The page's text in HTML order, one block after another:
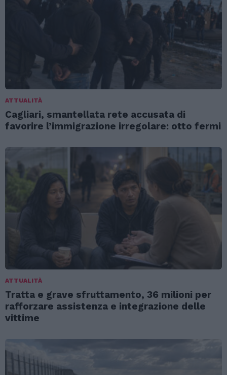
ATTUALITÀ
Cagliari, smantellata rete accusata di
favorire l’immigrazione irregolare: otto fermi
ATTUALITÀ
Tratta e grave sfruttamento, 36 milioni per
rafforzare assistenza e integrazione delle
vittime